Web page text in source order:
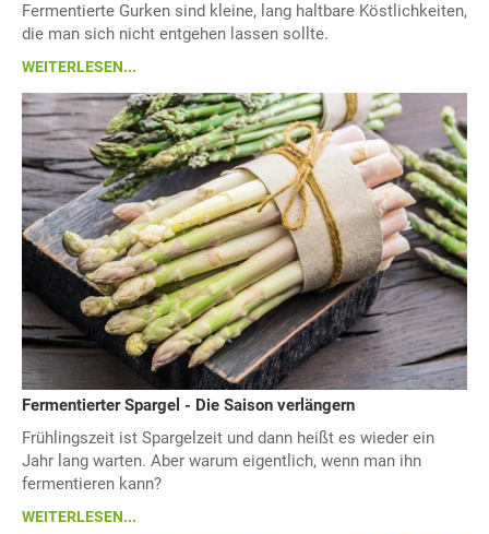
Fermentierte Gurken sind kleine, lang haltbare Köstlichkeiten,
die man sich nicht entgehen lassen sollte.
WEITERLESEN...
Fermentierter Spargel - Die Saison verlängern
Frühlingszeit ist Spargelzeit und dann heißt es wieder ein
Jahr lang warten. Aber warum eigentlich, wenn man ihn
fermentieren kann?
WEITERLESEN...